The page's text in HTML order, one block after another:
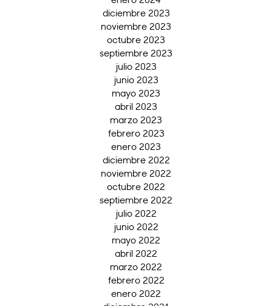
diciembre 2023
noviembre 2023
octubre 2023
septiembre 2023
julio 2023
junio 2023
mayo 2023
abril 2023
marzo 2023
febrero 2023
enero 2023
diciembre 2022
noviembre 2022
octubre 2022
septiembre 2022
julio 2022
junio 2022
mayo 2022
abril 2022
marzo 2022
febrero 2022
enero 2022